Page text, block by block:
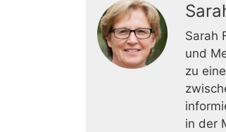
Sarah
und
zu
in der